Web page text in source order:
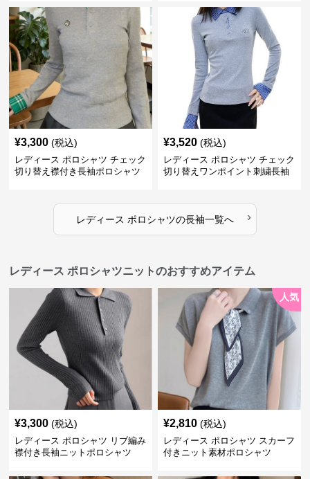
¥3,300 (税込)
レディース ポロシャツ チェック
切り替え襟付き長袖ポロシャツ
¥3,520 (税込)
レディース ポロシャツ チェック
切り替えワンポイント刺繍長袖
レディース ポロシャツの長袖一覧へ ›
レディース ポロシャツニットのおすすめアイテム
¥3,300 (税込)
レディース ポロシャツ リブ編み
襟付き長袖ニットポロシャツ
人気
¥2,810 (税込)
レディース ポロシャツ スカーフ
付きニット素材ポロシャツ